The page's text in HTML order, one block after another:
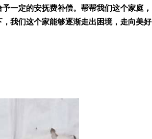
予一定的安抚费补偿。 帮帮我们这个家庭 ，
我们这个家能够逐渐走出困境，走向美好